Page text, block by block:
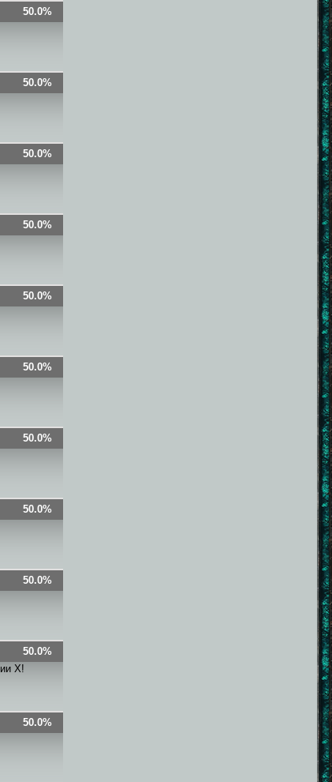
50.0%
50.0%
50.0%
50.0%
50.0%
50.0%
50.0%
50.0%
50.0%
50.0%
X!
50.0%